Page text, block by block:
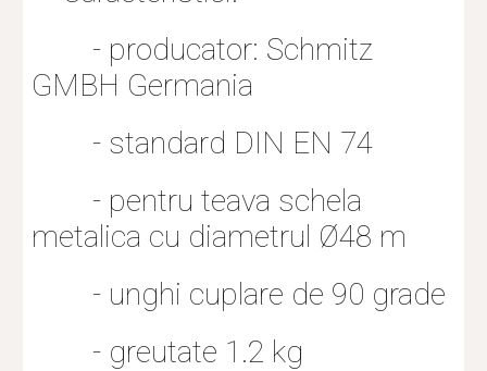
        - producator: Schmitz
GMBH Germania
        - standard DIN EN 74
        - pentru teava schela
metalica cu diametrul Ø48 m
        - unghi cuplare de 90 grade
        - greutate 1.2 kg